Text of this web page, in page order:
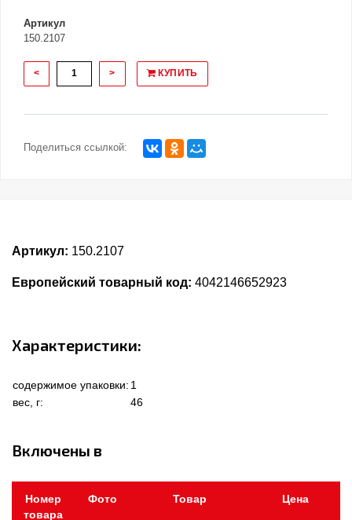
Артикул
150.2107
< > КУПИТЬ
Поделиться ссылкой:
Артикул: 150.2107
Европейский товарный код: 4042146652923
Характеристики:
содержимое упаковки: 1
вес, г:
46
Включены в
Номер
товара
Фото Товар Цена